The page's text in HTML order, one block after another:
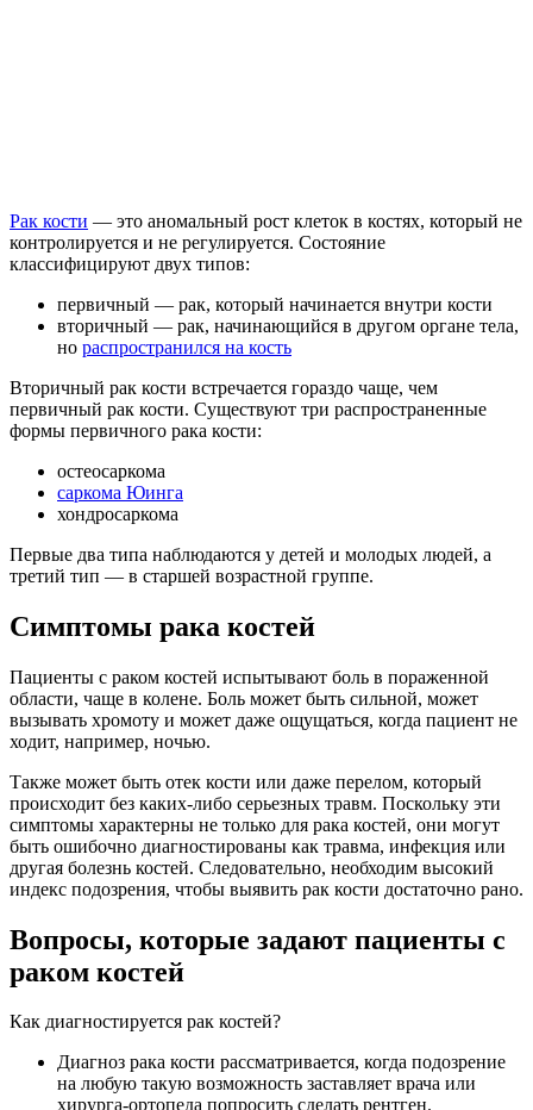
Рак кости — это аномальный рост клеток в костях, который не
контролируется и не регулируется. Состояние
классифицируют двух типов:
первичный — рак, который начинается внутри кости
вторичный — рак, начинающийся в другом органе тела,
но распространился на кость
Вторичный рак кости встречается гораздо чаще, чем
первичный рак кости. Существуют три распространенные
формы первичного рака кости:
остеосаркома
саркома Юинга
хондросаркома
Первые два типа наблюдаются у детей и молодых людей, а
третий тип — в старшей возрастной группе.
Симптомы рака костей
Пациенты с раком костей испытывают боль в пораженной
области, чаще в колене. Боль может быть сильной, может
вызывать хромоту и может даже ощущаться, когда пациент не
ходит, например, ночью.
Также может быть отек кости или даже перелом, который
происходит без каких-либо серьезных травм. Поскольку эти
симптомы характерны не только для рака костей, они могут
быть ошибочно диагностированы как травма, инфекция или
другая болезнь костей. Следовательно, необходим высокий
индекс подозрения, чтобы выявить рак кости достаточно рано.
Вопросы, которые задают пациенты с
раком костей
Как диагностируется рак костей?
Диагноз рака кости рассматривается, когда подозрение
на любую такую ​​возможность заставляет врача или
хирурга-ортопеда попросить сделать рентген.